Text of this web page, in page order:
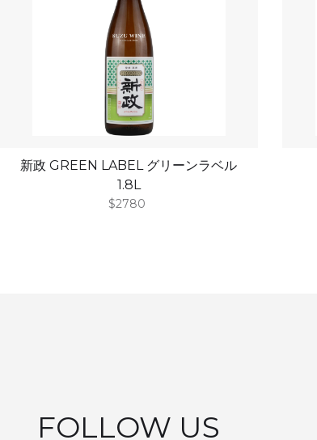
新政 GREEN LABEL グリーンラベル
1.8L
$2780
FOLLOW US